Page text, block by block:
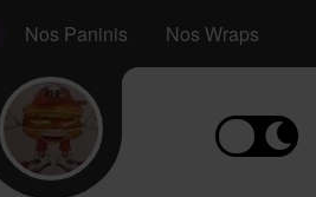
Nos Paninis Nos Wraps